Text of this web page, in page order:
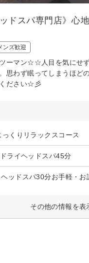
ドスパ専門店》心
ンズ歓迎
ーマン☆☆人目を気にせ
思わず眠ってしまうほ
ださい☆彡
っくりリラックスコース
ライヘッドスパ45分
ッドスパ30分お手軽・お
その他の情報を表